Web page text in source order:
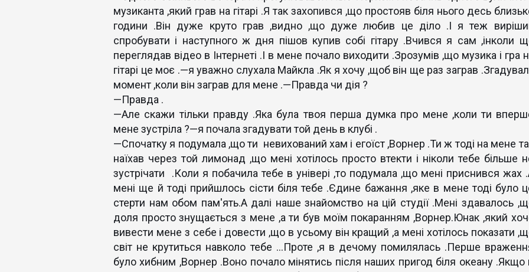
музиканта ,який грав на гітарі .Я так захопився ,що простояв біля нього десь
години .Він дуже круто грав ,видно ,що дуже любив це діло .І я теж
спробувати і наступного ж дня пішов купив собі гітару .Вчився я сам ,інколи
переглядав відео в Інтернеті .І в мене почало виходити .Зрозумів ,що музика і гра
гітарі це моє .—я уважно слухала Майкла .Як я хочу ,щоб він ще раз заграв
момент ,коли він заграв для мене .—Правда чи дія ?
—Правда .
—Але скажи тільки правду .Яка була твоя перша думка про мене ,коли ти
мене зустріла ?—я почала згадувати той день в клубі .
—Спочатку я подумала ,що ти невихований хам і егоїст ,Ворнер .Ти ж тоді на мене
наїхав через той лимонад ,що мені хотілось просто втекти і ніколи тебе більше
зустрічати .Коли я побачила тебе в універі ,то подумала ,що мені приснився жах
мені ще й тоді прийшлось сісти біля тебе .Єдине бажання ,яке в мене тоді було
стерти нам обом пам'ять.А далі наше знайомство на цій студії .Мені здавалось
доля просто знущається з мене ,а ти був моїм покаранням ,Ворнер.Юнак ,який
вивести мене з себе і довести ,що в усьому він кращий ,а мені хотілось показати
світ не крутиться навколо тебе ...Проте ,я в дечому помилялась .Перше
було хибним ,Ворнер .Воно почало мінятись після наших пригод біля океану .Якщо